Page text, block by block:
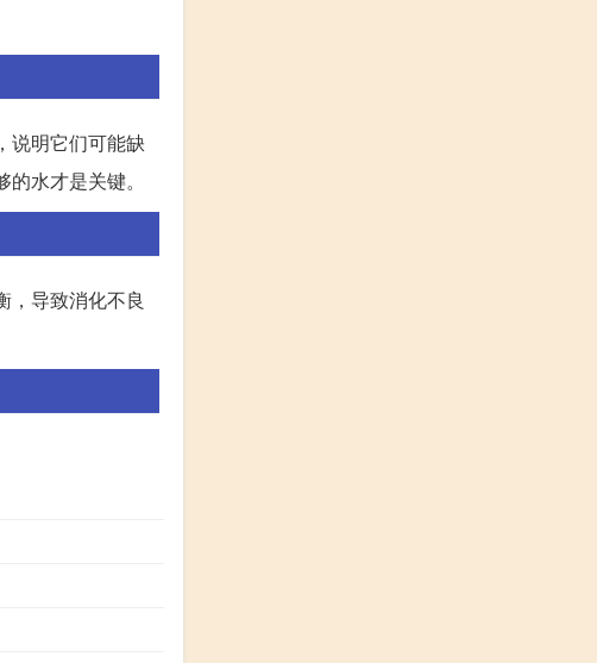
说明它们可能缺
水才是关键。
，导致消化不良